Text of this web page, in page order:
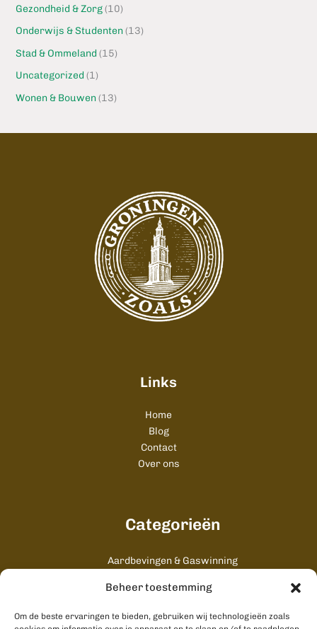
Beheer toestemming
Om de beste ervaringen te bieden, gebruiken wij technologieën zoals
Gezondheid & Zorg(10)
Onderwijs & Studenten(13)
Stad & Ommeland (15)
Uncategorized (1)
Wonen & Bouwen(13)
Links
Home
Blog
Contact
Over ons
Categorieën
Aardbevingen & Gaswinning
Cultuur & Uitgaan
Gezondheid & Zorg
Onderwijs & Studenten